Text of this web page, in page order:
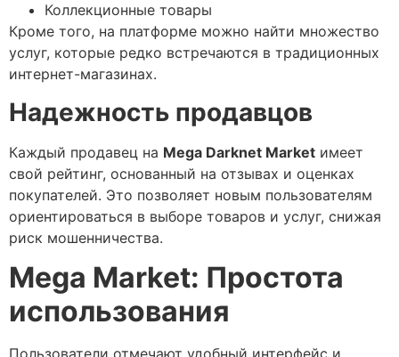
Коллекционные товары
Кроме того, на платформе можно найти множество
услуг, которые редко встречаются в традиционных
интернет-магазинах.
Надежность продавцов
Каждый продавец на Mega Darknet Market имеет
свой рейтинг, основанный на отзывах и оценках
покупателей. Это позволяет новым пользователям
ориентироваться в выборе товаров и услуг, снижая
риск мошенничества.
Mega Market: Простота
использования
Пользователи отмечают удобный интерфейс и